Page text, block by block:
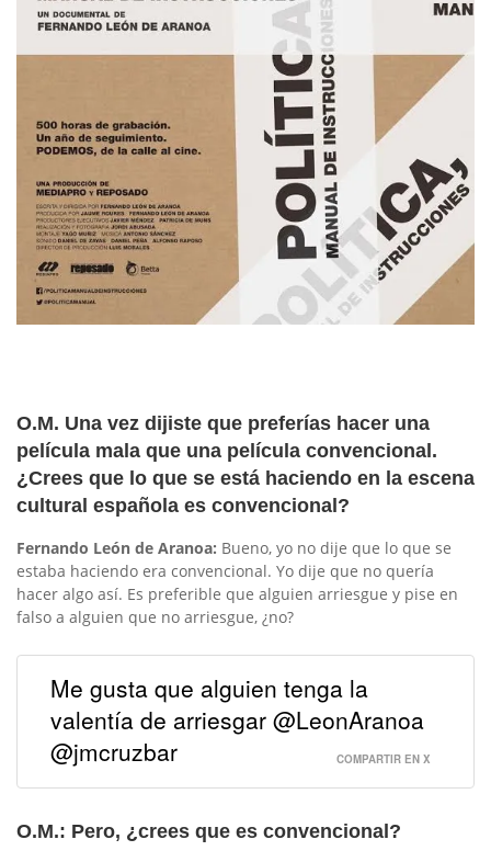
O.M. Una vez dijiste que preferías hacer una
película mala que una película convencional.
¿Crees que lo que se está haciendo en la escena
cultural española es convencional?
Fernando León de Aranoa: Bueno, yo no dije que lo que se
estaba haciendo era convencional. Yo dije que no quería
hacer algo así. Es preferible que alguien arriesgue y pise en
falso a alguien que no arriesgue, ¿no?
Me gusta que alguien tenga la
valentía de arriesgar @LeonAranoa
@jmcruzbar
COMPARTIR EN X
O.M.: Pero, ¿crees que es convencional?